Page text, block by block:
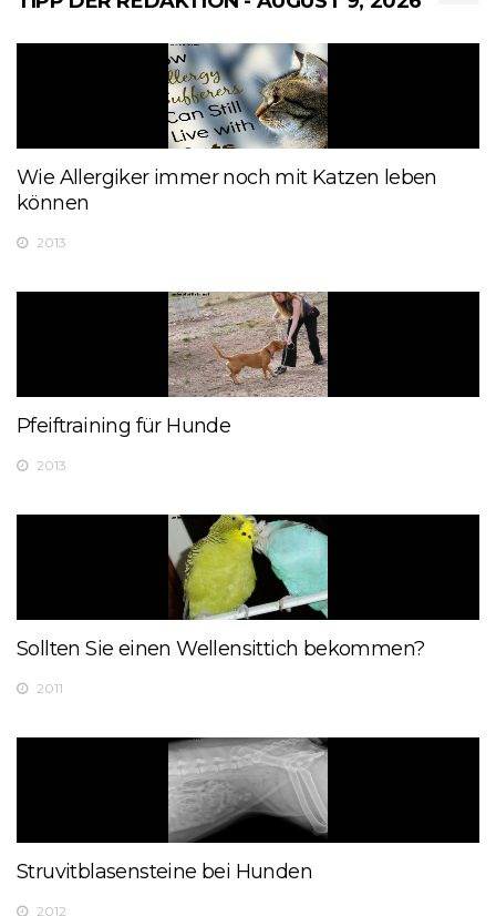
Wie Allergiker immer noch mit Katzen leben
können
2013
Pfeiftraining für Hunde
2013
Sollten Sie einen Wellensittich bekommen?
2011
Struvitblasensteine ​​bei Hunden
2012